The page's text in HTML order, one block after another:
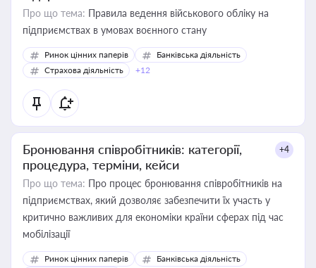
Про що тема: Правила ведення військового обліку на
підприємствах в умовах воєнного стану
Ринок цінних паперів
Банківська діяльність
Страхова діяльність
+12
Бронювання співробітників: категорії,
процедура, терміни, кейси
+4
Про що тема: Про процес бронювання співробітників на
підприємствах, який дозволяє забезпечити їх участь у
критично важливих для економіки країни сферах під час
мобілізації
Ринок цінних паперів
Банківська діяльність